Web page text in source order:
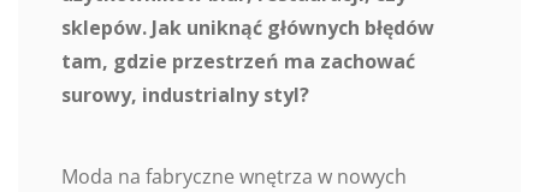
sklepów. Jak uniknąć głównych błędów
tam, gdzie przestrzeń ma zachować
surowy, industrialny styl?
Moda na fabryczne wnętrza w nowych